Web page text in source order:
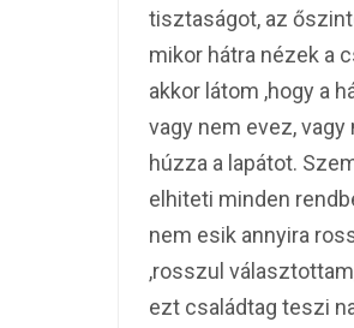
tisztaságot, az
mikor hátra nézek a
akkor látom ,hogy a
vagy nem evez,
húzza a lapátot.
elhiteti minden
nem esik annyira
,rosszul
ezt családtag teszi